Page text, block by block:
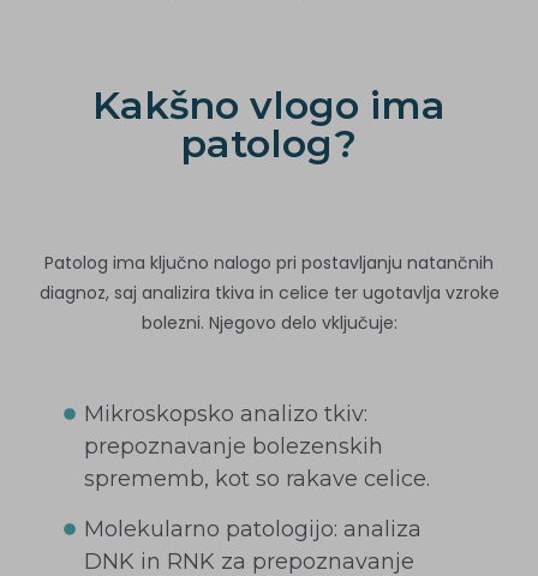
Kakšno vlogo ima
patolog?
Patolog ima ključno nalogo pri postavljanju natančnih
diagnoz, saj analizira tkiva in celice ter ugotavlja vzroke
bolezni. Njegovo delo vključuje:
Mikroskopsko analizo tkiv:
prepoznavanje bolezenskih
sprememb, kot so rakave celice.
Molekularno patologijo: analiza
DNK in RNK za prepoznavanje